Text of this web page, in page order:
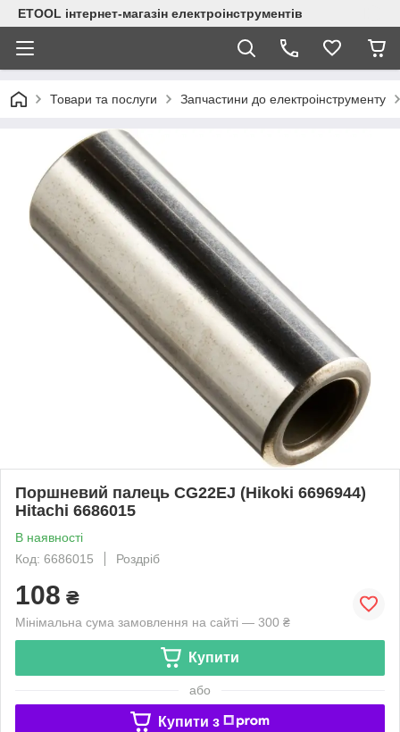
ETOOL інтернет-магазін електроінструментів
Товари та послуги Запчастини до електроінструменту
Поршневий палець CG22EJ (Hikoki 6696944)
Hitachi 6686015
В наявності
Код: 6686015
Роздріб
108 ₴
Мінімальна сума замовлення на сайті — 300 ₴
Купити
або
Купити з